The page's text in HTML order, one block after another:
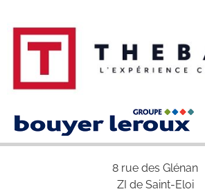
8 rue des Glénan
ZI de Saint-Eloi